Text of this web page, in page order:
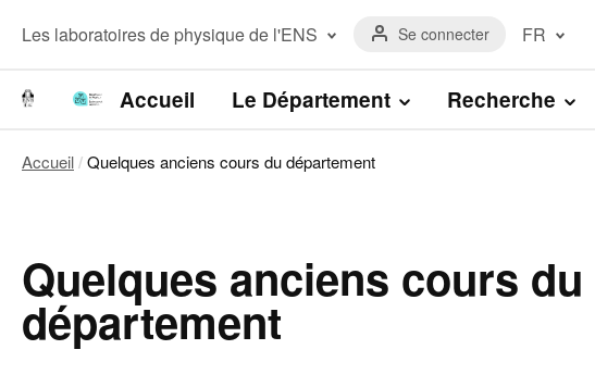
contenu
Menu
Les laboratoires de physique de l'ENS
normale supérieure
Laboratoire Kastler Brossel
Menu
du
l'utilisateur
Se connecter
FR
(FR)
English
Navigation
principale
Accueil Le Département Recherche
Accueil Quelques anciens cours du département
Quelques anciens cours du
département